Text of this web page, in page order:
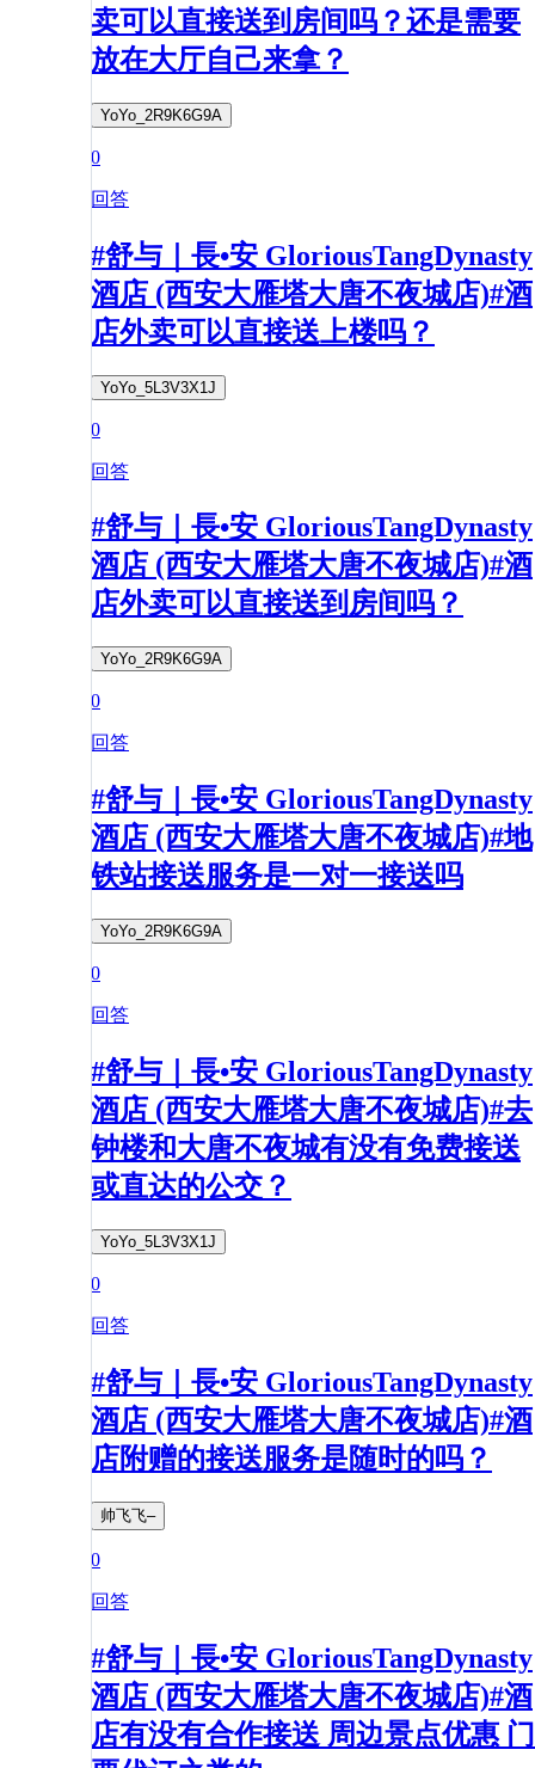
卖可以直接送到房间吗？还是需要
放在大厅自己来拿？
YoYo_2R9K6G9A
0
回答
#舒与｜長•安 GloriousTangDynasty
酒店 (西安大雁塔大唐不夜城店)#酒
店外卖可以直接送上楼吗？
YoYo_5L3V3X1J
0
回答
#舒与｜長•安 GloriousTangDynasty
酒店 (西安大雁塔大唐不夜城店)#酒
店外卖可以直接送到房间吗？
YoYo_2R9K6G9A
0
回答
#舒与｜長•安 GloriousTangDynasty
酒店 (西安大雁塔大唐不夜城店)#地
铁站接送服务是一对一接送吗
YoYo_2R9K6G9A
0
回答
#舒与｜長•安 GloriousTangDynasty
酒店 (西安大雁塔大唐不夜城店)#去
钟楼和大唐不夜城有没有免费接送
或直达的公交？
YoYo_5L3V3X1J
0
回答
#舒与｜長•安 GloriousTangDynasty
酒店 (西安大雁塔大唐不夜城店)#酒
店附赠的接送服务是随时的吗？
帅飞飞–
0
回答
#舒与｜長•安 GloriousTangDynasty
酒店 (西安大雁塔大唐不夜城店)#酒
店有没有合作接送 周边景点优惠 门